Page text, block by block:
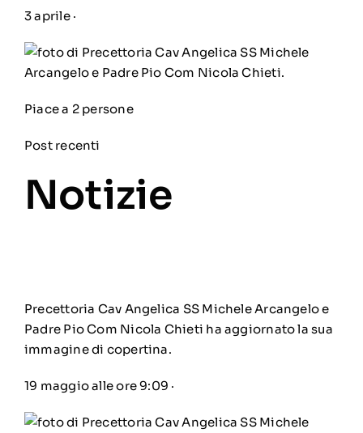
3 aprile·
Piace a 2 persone
Post recenti
Notizie
Precettoria Cav Angelica SS Michele Arcangelo e
Padre Pio Com Nicola Chieti ha aggiornato la sua
immagine di copertina.
19 maggio alle ore 9:09 ·